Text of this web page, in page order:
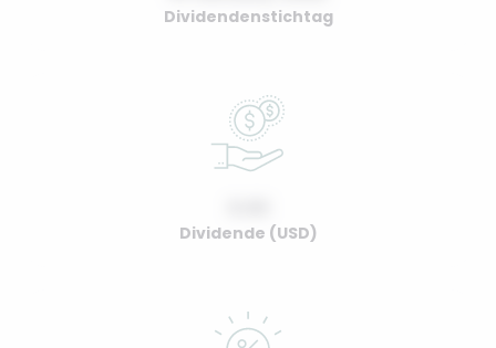
Dividendenstichtag
Dividende (USD)